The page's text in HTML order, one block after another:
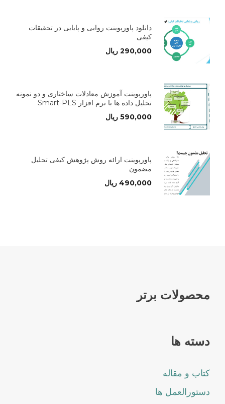
دانلود پاورپوینت روایی و پایایی در تحقیقات
کیفی
290,000 ریال
پاورپوینت آموزش معادلات ساختاری و دو نمونه
تحلیل داده ها با نرم افزار Smart-PLS
590,000 ریال
پاورپوینت ارائه روش پژوهش کیفی تحلیل
مضمون
490,000 ریال
محصولات برتر
دسته ها
کتاب و مقاله
دستورالعمل ها